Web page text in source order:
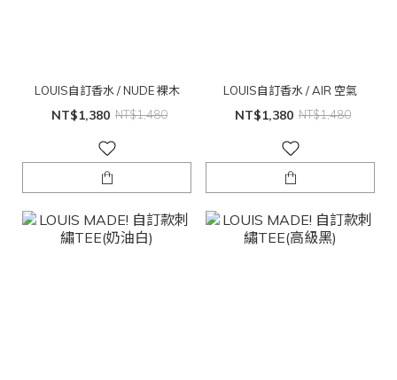
LOUIS自訂香水 / NUDE 裸木
NT$1,380 NT$1,480
LOUIS自訂香水 / AIR 空氣
NT$1,380 NT$1,480